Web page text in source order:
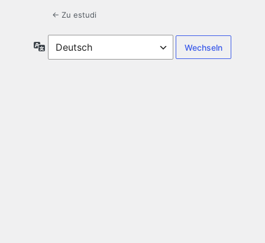
← Zu estudi
Sprache